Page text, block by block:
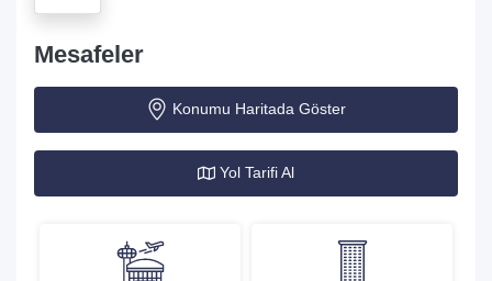
Mesafeler
Konumu Haritada Göster
Yol Tarifi Al